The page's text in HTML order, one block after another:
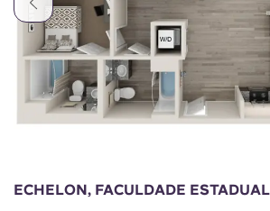
Conta
English (GB)
Selecione um país
Italian
Portuguese
ECHELON, FACULDADE ESTADUAL